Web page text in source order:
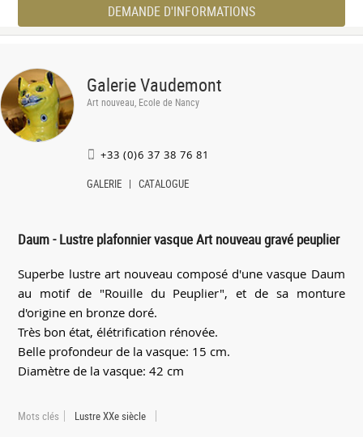
DEMANDE D'INFORMATIONS
Galerie Vaudemont
Art nouveau, Ecole de Nancy
+33 (0)6 37 38 76 81
GALERIE CATALOGUE
Daum - Lustre plafonnier vasque Art nouveau gravé peuplier
Superbe lustre art nouveau composé d'une vasque Daum
au motif de "Rouille du Peuplier", et de sa monture
d'origine en bronze doré.
Très bon état, élétrification rénovée.
Belle profondeur de la vasque: 15 cm.
Diamètre de la vasque: 42 cm
Mots clés Lustre XXe siècle